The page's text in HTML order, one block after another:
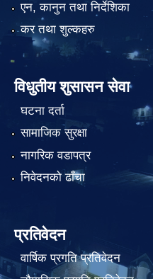
एन, कानुन तथा निर्देशिका
कर तथा शुल्कहरु
विधुतीय शुसासन सेवा
घटना दर्ता
सामाजिक सुरक्षा
नागरिक वडापत्र
निवेदनको ढाँचा
प्रतिवेदन
वार्षिक प्रगति प्रतिवेदन